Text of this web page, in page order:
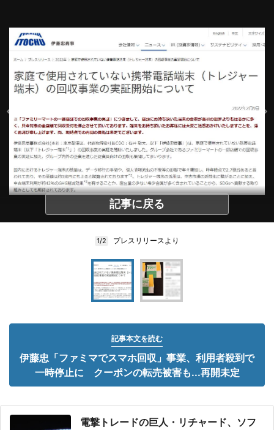
記事に戻る
1/2 プレスリリースより
記事本文を読む
伊藤忠「ファミマでスマホ回収」事業、利用者殺到で
一時停止に クーポンの転売被害も...再開未定
電撃トレードの巨人・リチャード、ソフ